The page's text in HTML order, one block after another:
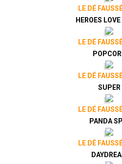
LE DÉ
HEROES
LE DÉ
LE DÉ
SUPER
LE DÉ
PANDA
LE DÉ